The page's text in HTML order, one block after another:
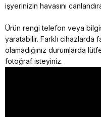
işyerinizin havasını
Ürün rengi telefon veya
yaratabilir. Farklı cihazlarda
olamadığınız durumlarda
fotoğraf isteyiniz.